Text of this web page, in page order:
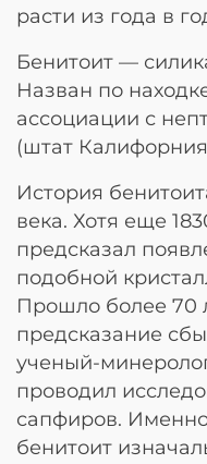
расти из года в
Бенитоит —
Назван по
ассоциации с
(штат
История
века. Хотя еще
предсказал
подобной
Прошло более 70
предсказание
ученый-
проводил
сапфиров.
бенитоит